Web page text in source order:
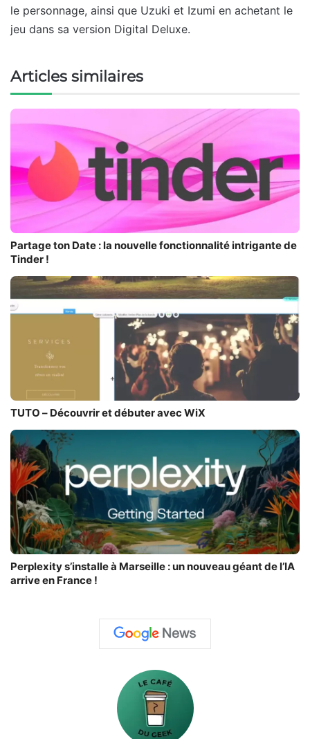
le personnage, ainsi que Uzuki et Izumi en achetant le
jeu dans sa version Digital Deluxe.
Articles similaires
Partage ton Date : la nouvelle fonctionnalité intrigante de
Tinder !
TUTO – Découvrir et débuter avec WiX
Perplexity s’installe à Marseille : un nouveau géant de l’IA
arrive en France !